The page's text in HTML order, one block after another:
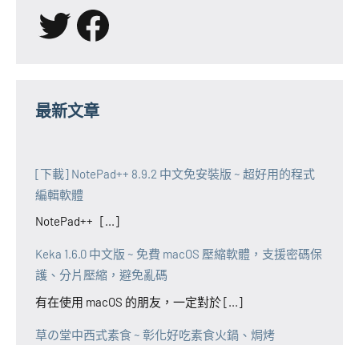
X Facebook
最新文章
[下載] NotePad++ 8.9.2 中文免安裝版 ~ 超好用的程式
編輯軟體
NotePad++ [...]
Keka 1.6.0 中文版 ~ 免費 macOS 壓縮軟體，支援密碼保
護、分片壓縮，避免亂碼
有在使用 macOS 的朋友，一定對於 [...]
草の堂中西式素食 ~ 彰化好吃素食火鍋、焗烤